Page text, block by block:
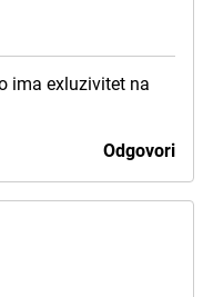
ima exluzivitet na
Odgovori